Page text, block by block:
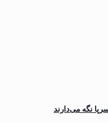
نگه می‌دارند